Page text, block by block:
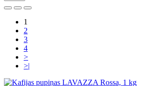
1
2
3
4
>
>|